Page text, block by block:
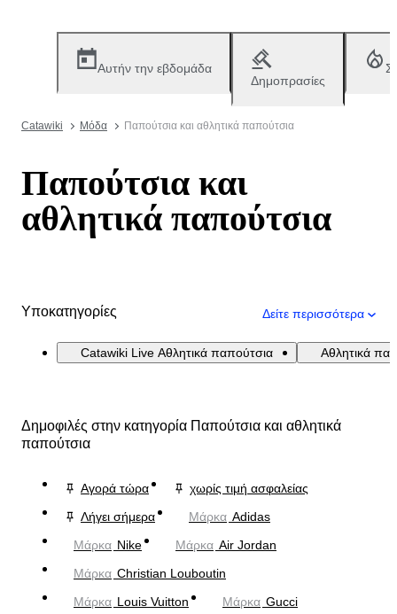
Αυτήν την εβδομάδα
Δημοπρασίες
Catawiki Μόδα Παπούτσια και αθλητικά παπούτσια
Παπούτσια και
αθλητικά παπούτσια
Υποκατηγορίες Δείτε περισσότερα
Catawiki Live Αθλητικά παπούτσια Αθλητικά
Δημοφιλές στην κατηγορία Παπούτσια και αθλητικά
παπούτσια
Αγορά τώρα
χωρίς τιμή ασφαλείας
Λήγει σήμερα
Μάρκα Adidas
Μάρκα Nike Μάρκα Air Jordan
Μάρκα Christian Louboutin
Μάρκα Louis Vuitton Μάρκα Gucci